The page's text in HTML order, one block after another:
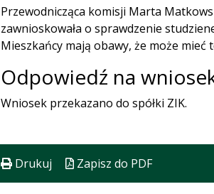
Przewodnicząca komisji Marta
zawnioskowała o sprawdzenie
Mieszkańcy mają obawy, że może mieć
Odpowiedź na
Wniosek przekazano do spółki ZIK.
Drukuj Zapisz do PDF